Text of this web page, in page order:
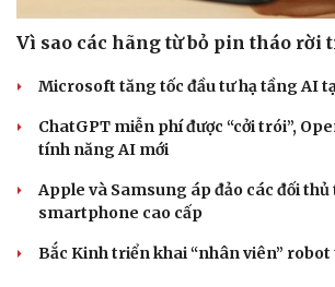
Vì sao các hãng từ bỏ pin tháo rời
Microsoft tăng tốc đầu tư hạ tầng AI
ChatGPT miễn phí được “cởi trói”,
tính năng AI mới
Apple và Samsung áp đảo các đối
smartphone cao cấp
Bắc Kinh triển khai “nhân viên”